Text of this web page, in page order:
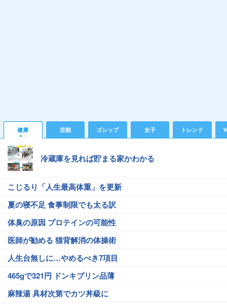
健康 芸能 ゴシップ 女子 トレンド
冷蔵庫を見れば貯まる家かわかる
こじるり「人生最高体重」を更新
夏の寝不足 食事制限でも太る訳
体臭の原因 プロテインの可能性
医師が勧める 猫背解消の体操術
人生台無しに…やめるべき7項目
465gで321円 ドンキプリン品薄
麻辣湯 具材次第でカツ丼級に